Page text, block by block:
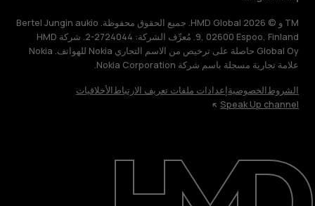
حول
الدعم
TM و © 2026 HMD Global. جميع الحقوق محفوظة. Bertel Jungin aukio
9, 02600 Espoo, Finland. مُعرِّف الشركة: 2724044-2. شركة HMD
Global Oy حاصلة على ترخيص من الاسم التجاري Nokia للهواتف. Nokia
علامة تجارية مسجلة باسم شركة Nokia Corporation.
الشروطالخصوصيةإعدادات ملفات تعريف الارتباطالأخلاقيات
Speak Up channel